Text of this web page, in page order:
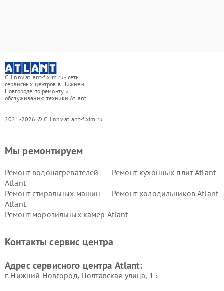
СЦ nnv.atlant-fixim.ru - сеть
сервисных центров в Нижнем
Новгороде по ремонту и
обслуживанию техники Atlant
2021-2026 © СЦ nnv.atlant-fixim.ru
Мы ремонтируем
Ремонт водонагревателей
Atlant
Ремонт кухонных плит Atlant
Ремонт стиральных машин
Atlant
Ремонт холодильников Atlant
Ремонт морозильных камер Atlant
Контакты сервис центра
Адрес сервисного центра Atlant:
г. Нижний Новгород, Полтавская улица, 15